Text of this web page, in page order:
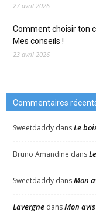
27 avril 2026
Comment choisir ton
Mes conseils !
23 avril 2026
Commentaires
Sweetdaddy dansLe
Bruno Amandine dans
Sweetdaddy dansMon
Lavergne dansMon